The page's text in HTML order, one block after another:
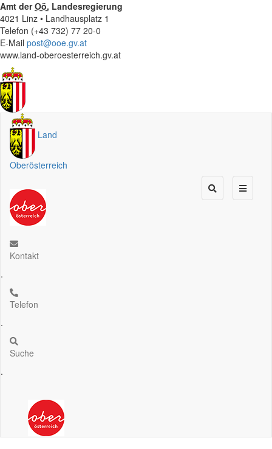
Amt derOö. Landesregierung
4021 Linz • Landhausplatz 1
Telefon (+43 732) 77 20-0
E-Mail post@ooe.gv.at
www.land-oberoesterreich.gv.at
Land
Oberösterreich
Kontakt
.
Telefon
.
Suche
.